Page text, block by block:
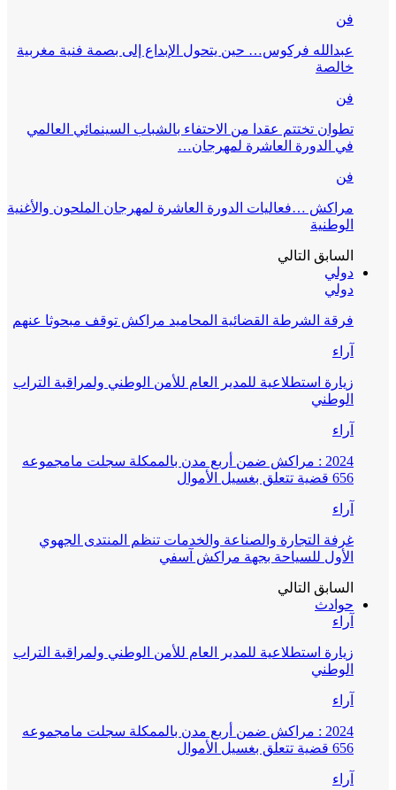
فن
عبدالله فركوس… حين يتحول الإبداع إلى بصمة فنية مغربية
خالصة
فن
تطوان تختتم عقدا من الاحتفاء بالشباب السينمائي العالمي
في الدورة العاشرة لمهرجان…
فن
مراكش …فعاليات الدورة العاشرة لمهرجان الملحون والأغنية
الوطنية
السابق التالي
دولي
دولي
فرقة الشرطة القضائية المحاميد مراكش توقف مبحوثا عنهم
آراء
زيارة استطلاعية للمدير العام للأمن الوطني ولمراقبة التراب
الوطني
آراء
2024 : مراكش ضمن أربع مدن بالممكلة سجلت مامجموعه
656 قضية تتعلق بغسيل الأموال
آراء
غرفة التجارة والصناعة والخدمات تنظم المنتدى الجهوي
الأول للسياحة بجهة مراكش آسفي
السابق التالي
حوادث
آراء
زيارة استطلاعية للمدير العام للأمن الوطني ولمراقبة التراب
الوطني
آراء
2024 : مراكش ضمن أربع مدن بالممكلة سجلت مامجموعه
656 قضية تتعلق بغسيل الأموال
آراء